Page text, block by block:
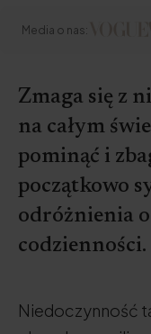
Media o nas:
Zmaga się z
na całym
pominąć i
początkowo
odróżnienia
codzienności.
Niedoczynność